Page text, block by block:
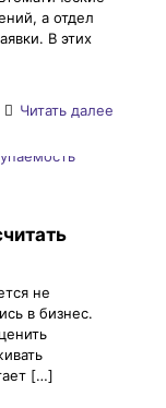
а отдел
В этих
Читать далее
не
в бизнес.
[…]